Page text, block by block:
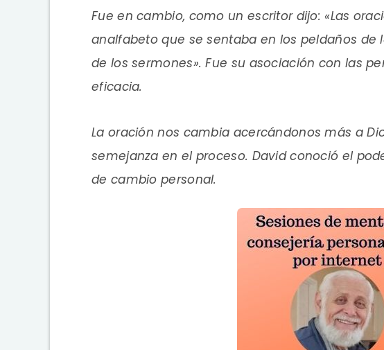
Fue en cambio, como un escritor dijo: «Las
analfabeto que se sentaba en los peldaños
de los sermones». Fue su asociación con las
eficacia.
La oración nos cambia acercándonos más a
semejanza en el proceso. David conoció el
de cambio personal.